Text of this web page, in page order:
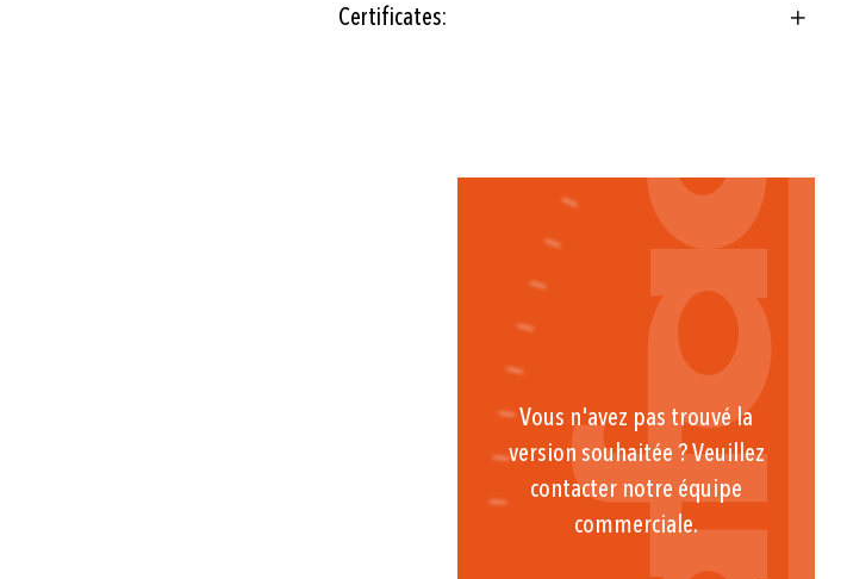
Certificates:
Vous n'avez pas trouvé la
version souhaitée ? Veuillez
contacter notre équipe
commerciale.